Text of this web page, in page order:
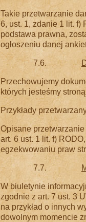
Takie przetwarzanie
6, ust. 1, zdanie 1 lit. f)
podstawa prawna,
ogłoszeniu danej
7.6.
Przechowujemy
których jesteśmy
Przykłady
Opisane
art. 6 ust. 1 lit. f)
egzekwowaniu praw
7.7.
W biuletynie
zgodnie z art. 7 ust. 3
na przykład o innych
dowolnym momencie